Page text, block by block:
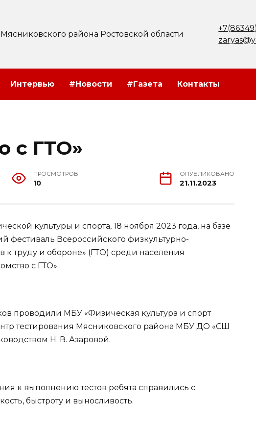
района Ростовской области
Интервью #Новости #Газета Контакты
с ГТО»
ПРОСМОТРОВ
10
ОПУБЛИКОВАНО
21.11.2023
культуры и спорта, 18 ноября 2023 года, на базе
Всероссийского физкультурно-
к труду и обороне» (ГТО) среди населения
с ГТО».
проводили МБУ «Физическая культура и спорт
тестирования Мясниковского района МБУ ДО «СШ
Н. В. Азаровой.
к выполнению тестов ребята справились с
быстроту и выносливость.